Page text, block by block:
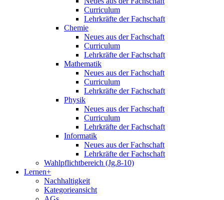
Curriculum
Lehrkräfte der Fachschaft
Chemie
Neues aus der Fachschaft
Curriculum
Lehrkräfte der Fachschaft
Mathematik
Neues aus der Fachschaft
Curriculum
Lehrkräfte der Fachschaft
Physik
Neues aus der Fachschaft
Curriculum
Lehrkräfte der Fachschaft
Informatik
Neues aus der Fachschaft
Lehrkräfte der Fachschaft
Wahlpflichtbereich (Jg.8-10)
Lernen+
Nachhaltigkeit
Kategorieansicht